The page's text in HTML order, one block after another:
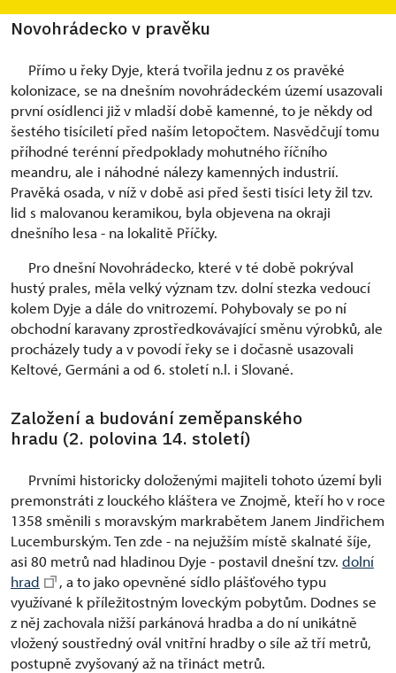
Novohrádecko v pravěku
Přímo u řeky Dyje, která tvořila jednu z os pravěké
kolonizace, se na dnešním novohrádeckém území usazovali
první osídlenci již v mladší době kamenné, to je někdy od
šestého tisíciletí před naším letopočtem. Nasvědčují tomu
příhodné terénní předpoklady mohutného říčního
meandru, ale i náhodné nálezy kamenných industrií.
Pravěká osada, v níž v době asi před šesti tisíci lety žil tzv.
lid s malovanou keramikou, byla objevena na okraji
dnešního lesa - na lokalitě Příčky.
Pro dnešní Novohrádecko, které v té době pokrýval
hustý prales, měla velký význam tzv. dolní stezka vedoucí
kolem Dyje a dále do vnitrozemí. Pohybovaly se po ní
obchodní karavany zprostředkovávající směnu výrobků, ale
procházely tudy a v povodí řeky se i dočasně usazovali
Keltové, Germáni a od 6. století n.l. i Slované.
Založení a budování zeměpanského
hradu (2. polovina 14. století)
Prvními historicky doloženými majiteli tohoto území byli
premonstráti z louckého kláštera ve Znojmě, kteří ho v roce
1358 směnili s moravským markrabětem Janem Jindřichem
Lucemburským. Ten zde - na nejužším místě skalnaté šíje,
asi 80 metrů nad hladinou Dyje - postavil dnešní tzv. dolní
hrad
, a to jako opevněné sídlo plášťového typu
využívané k příležitostným loveckým pobytům. Dodnes se
z něj zachovala nižší parkánová hradba a do ní unikátně
vložený soustředný ovál vnitřní hradby o síle až tří metrů,
postupně zvyšovaný až na třináct metrů.